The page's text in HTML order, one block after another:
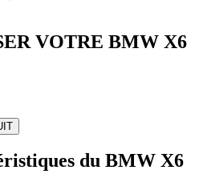
VOTRE BMW X6
du BMW X6